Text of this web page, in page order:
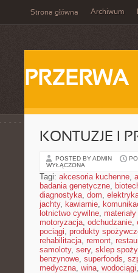
Strona główna Archiwum
PRZERWA
KONTUZJE I
POSTED BY ADMIN
WYŁĄCZONA
Tagi: akcesoria kuchenne,
badania genetyczne,
diagnostyka, dom,
jachty, kawiarnie,
lotnictwo cywilne,
motoryzacja, odchudzanie,
pociągi, produkty
rehabilitacja, remont,
samoloty, sery, sklep
benzynowe, superfoods,
medyczna, wina, wodociągi,